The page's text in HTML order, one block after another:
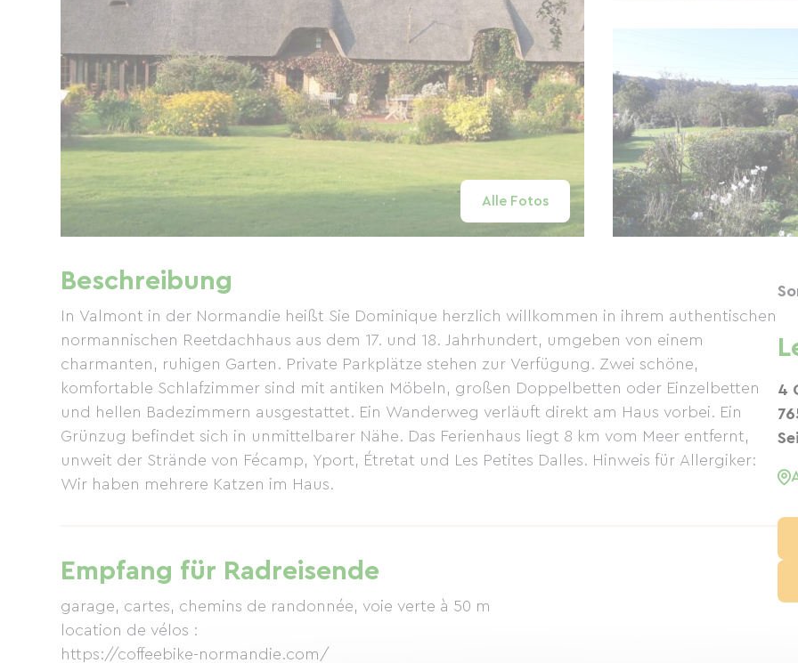
Alle Fotos
Beschreibung
In Valmont in der Normandie heißt Sie Dominique herzlich willkommen in ihrem authentischen
normannischen Reetdachhaus aus dem 17. und 18. Jahrhundert, umgeben von einem
charmanten, ruhigen Garten. Private Parkplätze stehen zur Verfügung. Zwei schöne,
komfortable Schlafzimmer sind mit antiken Möbeln, großen Doppelbetten oder Einzelbetten
und hellen Badezimmern ausgestattet. Ein Wanderweg verläuft direkt am Haus vorbei. Ein
Grünzug befindet sich in unmittelbarer Nähe. Das Ferienhaus liegt 8 km vom Meer entfernt,
unweit der Strände von Fécamp, Yport, Étretat und Les Petites Dalles. Hinweis für Allergiker:
Wir haben mehrere Katzen im Haus.
Empfang für Radreisende
garage, cartes, chemins de randonnée, voie verte à 50 m
location de vélos :
https://coffeebike-normandie.com/
4